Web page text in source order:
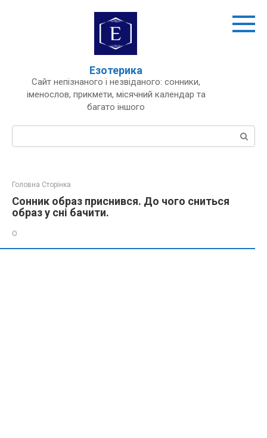
Езотерика
Сайт непізнаного і незвіданого: сонники,
іменослов, прикмети, місячний календар та
багато іншого
Пошук:
Головна Сторінка
Сонник образ приснився. До чого сниться
образ у сні бачити.
О